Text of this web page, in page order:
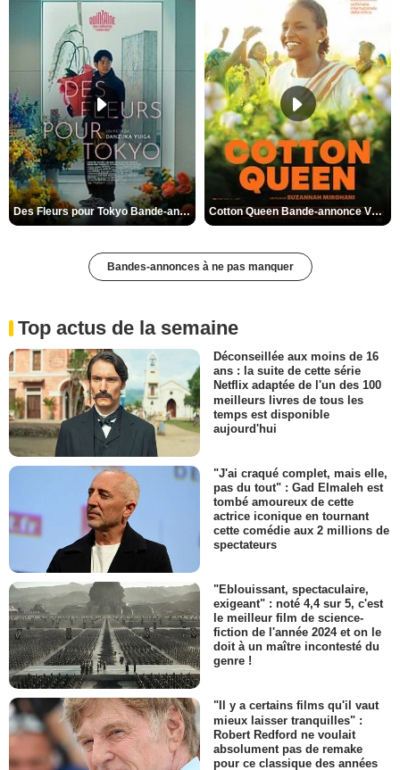
Des Fleurs pour Tokyo Bande-annonce VO STFR Cotton Queen Bande-annonce VO STFR
Bandes-annonces à ne pas manquer
Top actus de la semaine
Déconseillée aux moins de 16
ans : la suite de cette série
Netflix adaptée de l'un des 100
meilleurs livres de tous les
temps est disponible
aujourd'hui
"J'ai craqué complet, mais elle,
pas du tout" : Gad Elmaleh est
tombé amoureux de cette
actrice iconique en tournant
cette comédie aux 2 millions de
spectateurs
"Eblouissant, spectaculaire,
exigeant" : noté 4,4 sur 5, c'est
le meilleur film de science-
fiction de l'année 2024 et on le
doit à un maître incontesté du
genre !
"Il y a certains films qu'il vaut
mieux laisser tranquilles" :
Robert Redford ne voulait
absolument pas de remake
pour ce classique des années